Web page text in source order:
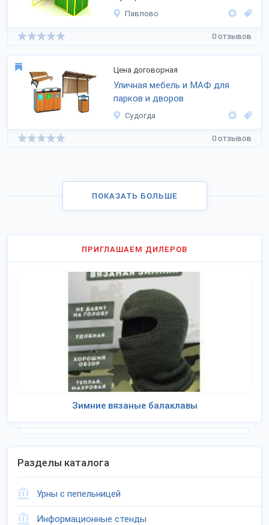
Павлово
0 отзывов
Цена договорная
Уличная мебель и МАФ для
парков и дворов
Судогда
0 отзывов
ПОКАЗАТЬ БОЛЬШЕ
ПРИГЛАШАЕМ ДИЛЕРОВ
Зимние вязаные балаклавы
Разделы каталога
Урны с пепельницей
Информационные стенды